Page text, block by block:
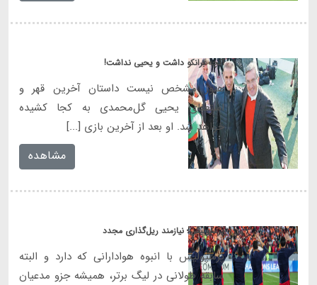
آنچه برانکو داشت و یحیی نداشت!
هنوز مشخص نیست داستان آخرین قهر و
استعفای یحیی گل‌محمدی به کجا کشیده
خواهد شد. او بعد از آخرین بازی [...]
مشاهده
پرسپولیس؛ نیازمند ریل‌گذاری مجدد
پرسپولیس با انبوه هوادارانی که دارد و البته
سابقه طولانی در لیگ برتر، همیشه جزو مدعیان